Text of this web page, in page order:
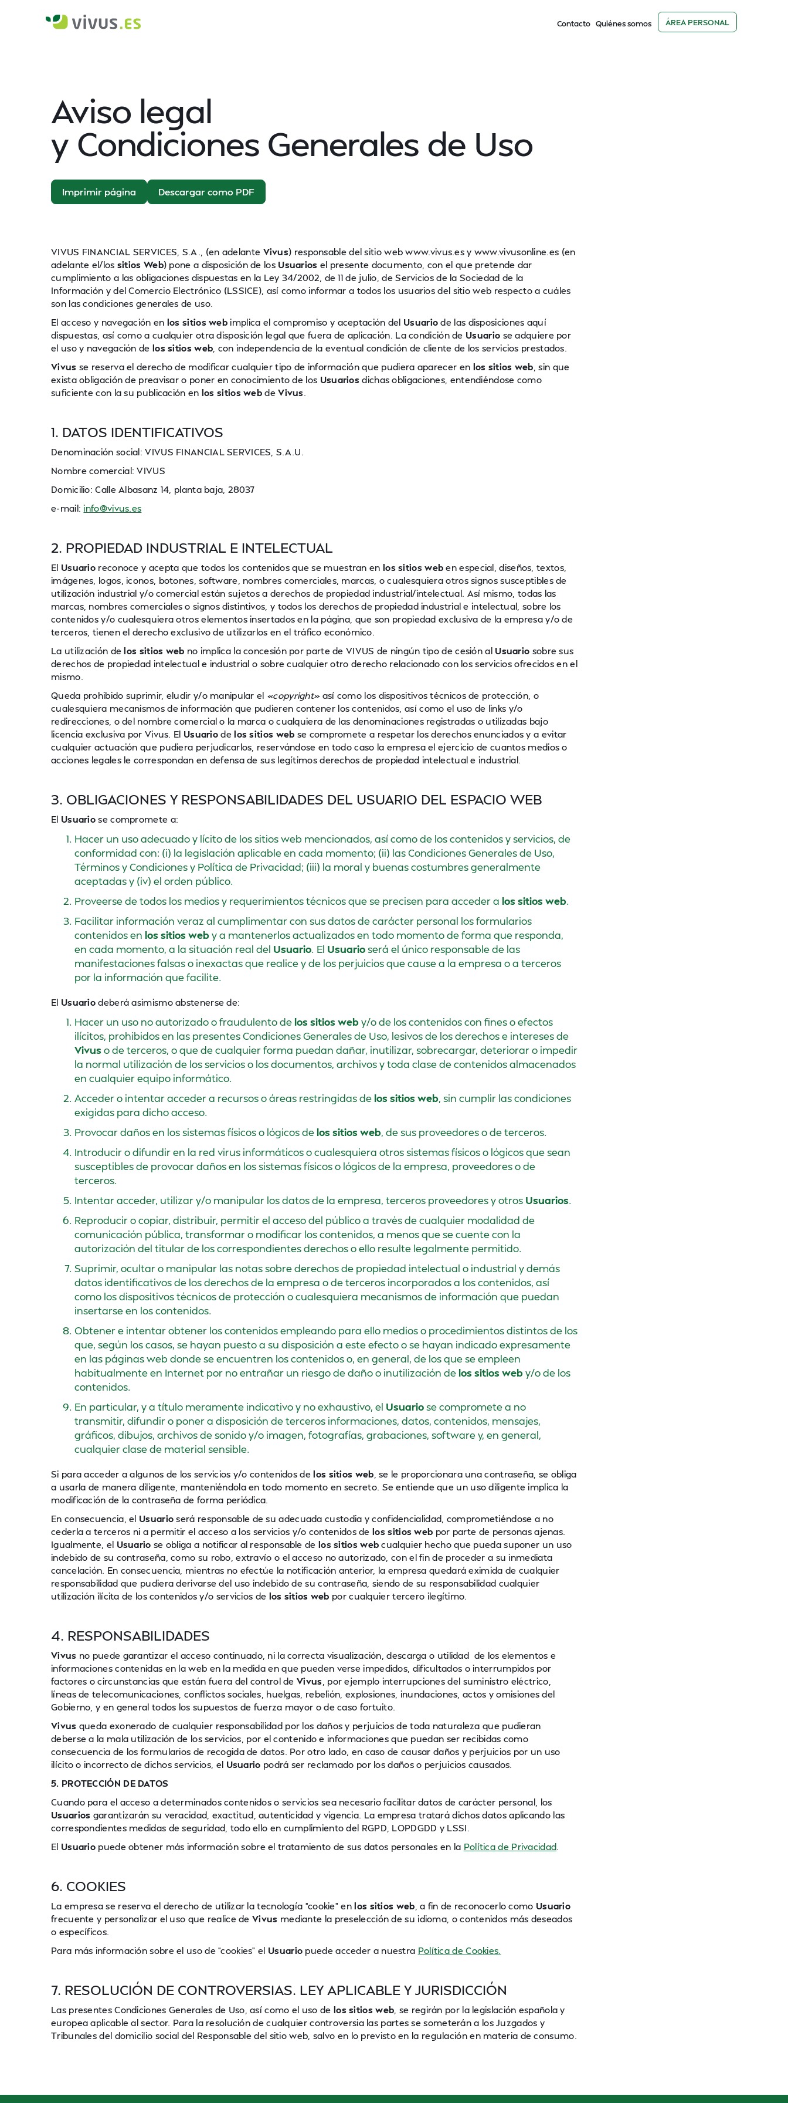
Contacto Quiénes somos ÁREA PERSONAL
Aviso legal
y Condiciones Generales de Uso
Imprimir página Descargar como PDF
VIVUS FINANCIAL SERVICES, S.A., (en adelante Vivus) responsable del sitio web www.vivus.es y www.vivusonline.es (en
adelante el/los sitios Web) pone a disposición de los Usuarios el presente documento, con el que pretende dar
cumplimiento a las obligaciones dispuestas en la Ley 34/2002, de 11 de julio, de Servicios de la Sociedad de la
Información y del Comercio Electrónico (LSSICE), así como informar a todos los usuarios del sitio web respecto a cuáles
son las condiciones generales de uso.
El acceso y navegación en los sitios webimplica el compromiso y aceptación del Usuario de las disposiciones aquí
dispuestas, así como a cualquier otra disposición legal que fuera de aplicación. La condición de Usuario se adquiere por
el uso y navegación de los sitios web, con independencia de la eventual condición de cliente de los servicios prestados.
Vivus se reserva el derecho de modificar cualquier tipo de información que pudiera aparecer en los sitios web, sin que
exista obligación de preavisar o poner en conocimiento de los Usuarios dichas obligaciones, entendiéndose como
suficiente con la su publicación en los sitios web deVivus.
1. DATOS IDENTIFICATIVOS
Denominación social: VIVUS FINANCIAL SERVICES, S.A.U.
Nombre comercial: VIVUS
Domicilio: Calle Albasanz 14, planta baja, 28037
e-mail:info@vivus.es
2. PROPIEDAD INDUSTRIAL E INTELECTUAL
El Usuario reconoce y acepta que todos los contenidos que se muestran en los sitios web en especial, diseños, textos,
imágenes, logos, iconos, botones, software, nombres comerciales, marcas, o cualesquiera otros signos susceptibles de
utilización industrial y/o comercial están sujetos a derechos de propiedad industrial/intelectual. Así mismo, todas las
marcas, nombres comerciales o signos distintivos, y todos los derechos de propiedad industrial e intelectual, sobre los
contenidos y/o cualesquiera otros elementos insertados en la página, que son propiedad exclusiva de la empresa y/o de
terceros, tienen el derecho exclusivo de utilizarlos en el tráfico económico.
La utilización delos sitios web no implica la concesión por parte de VIVUS de ningún tipo de cesión al Usuario sobre sus
derechos de propiedad intelectual e industrial o sobre cualquier otro derecho relacionado con los servicios ofrecidos en el
mismo.
Queda prohibido suprimir, eludir y/o manipular el «copyright» así como los dispositivos técnicos de protección, o
cualesquiera mecanismos de información que pudieren contener los contenidos, así como el uso de links y/o
redirecciones, o del nombre comercial o la marca o cualquiera de las denominaciones registradas o utilizadas bajo
licencia exclusiva por Vivus. El Usuario delos sitios web se compromete a respetar los derechos enunciados y a evitar
cualquier actuación que pudiera perjudicarlos, reservándose en todo caso la empresa el ejercicio de cuantos medios o
acciones legales le correspondan en defensa de sus legítimos derechos de propiedad intelectual e industrial.
3. OBLIGACIONES Y RESPONSABILIDADES DEL USUARIO DEL ESPACIO WEB
El Usuario se compromete a:
Hacer un uso adecuado y lícito de los sitios web mencionados, así como de los contenidos y servicios, de
conformidad con: (i) la legislación aplicable en cada momento; (ii) las Condiciones Generales de Uso,
Términos y Condiciones y Política de Privacidad; (iii) la moral y buenas costumbres generalmente
aceptadas y (iv) el orden público.
Proveerse de todos los medios y requerimientos técnicos que se precisen para acceder a los sitios web.
Facilitar información veraz al cumplimentar con sus datos de carácter personal los formularios
contenidos en los sitios weby a mantenerlos actualizados en todo momento de forma que responda,
en cada momento, a la situación real del Usuario. El Usuarioserá el único responsable de las
manifestaciones falsas o inexactas que realice y de los perjuicios que cause a la empresa o a terceros
por la información que facilite.
El Usuario deberá asimismo abstenerse de:
Hacer un uso no autorizado o fraudulento de los sitios weby/o de los contenidos con fines o efectos
ilícitos, prohibidos en las presentes Condiciones Generales de Uso, lesivos de los derechos e intereses de
Vivus o de terceros, o que de cualquier forma puedan dañar, inutilizar, sobrecargar, deteriorar o impedir
la normal utilización de los servicios o los documentos, archivos y toda clase de contenidos almacenados
en cualquier equipo informático.
Acceder o intentar acceder a recursos o áreas restringidas de los sitios web, sin cumplir las condiciones
exigidas para dicho acceso.
Provocar daños en los sistemas físicos o lógicos de los sitios web, de sus proveedores o de terceros.
Introducir o difundir en la red virus informáticos o cualesquiera otros sistemas físicos o lógicos que sean
susceptibles de provocar daños en los sistemas físicos o lógicos de la empresa, proveedores o de
terceros.
Intentar acceder, utilizar y/o manipular los datos de la empresa, terceros proveedores y otros Usuarios.
Reproducir o copiar, distribuir, permitir el acceso del público a través de cualquier modalidad de
comunicación pública, transformar o modificar los contenidos, a menos que se cuente con la
autorización del titular de los correspondientes derechos o ello resulte legalmente permitido.
Suprimir, ocultar o manipular las notas sobre derechos de propiedad intelectual o industrial y demás
datos identificativos de los derechos de la empresa o de terceros incorporados a los contenidos, así
como los dispositivos técnicos de protección o cualesquiera mecanismos de información que puedan
insertarse en los contenidos.
Obtener e intentar obtener los contenidos empleando para ello medios o procedimientos distintos de los
que, según los casos, se hayan puesto a su disposición a este efecto o se hayan indicado expresamente
en las páginas web donde se encuentren los contenidos o, en general, de los que se empleen
habitualmente en Internet por no entrañar un riesgo de daño o inutilización de los sitios weby/o de los
contenidos.
En particular, y a título meramente indicativo y no exhaustivo, el Usuariose compromete a no
transmitir, difundir o poner a disposición de terceros informaciones, datos, contenidos, mensajes,
gráficos, dibujos, archivos de sonido y/o imagen, fotografías, grabaciones, software y, en general,
cualquier clase de material sensible.
Si para acceder a algunos de los servicios y/o contenidos delos sitios web, se le proporcionara una contraseña, se obliga
a usarla de manera diligente, manteniéndola en todo momento en secreto. Se entiende que un uso diligente implica la
modificación de la contraseña de forma periódica.
En consecuencia, el Usuario será responsable de su adecuada custodia y confidencialidad, comprometiéndose a no
cederla a terceros ni a permitir el acceso a los servicios y/o contenidos delos sitios web por parte de personas ajenas.
Igualmente, el Usuario se obliga a notificar al responsable de los sitios web cualquier hecho que pueda suponer un uso
indebido de su contraseña, como su robo, extravío o el acceso no autorizado, con el fin de proceder a su inmediata
cancelación. En consecuencia, mientras no efectúe la notificación anterior, la empresa quedará eximida de cualquier
responsabilidad que pudiera derivarse del uso indebido de su contraseña, siendo de su responsabilidad cualquier
utilización ilícita de los contenidos y/o servicios de los sitios web por cualquier tercero ilegítimo.
4. RESPONSABILIDADES
Vivus no puede garantizar el acceso continuado, ni la correcta visualización, descarga o utilidad de los elementos e
informaciones contenidas en la web en la medida en que pueden verse impedidos, dificultados o interrumpidos por
factores o circunstancias que están fuera del control deVivus, por ejemplo interrupciones del suministro eléctrico,
líneas de telecomunicaciones, conflictos sociales, huelgas, rebelión, explosiones, inundaciones, actos y omisiones del
Gobierno, y en general todos los supuestos de fuerza mayor o de caso fortuito.
Vivus queda exonerado de cualquier responsabilidad por los daños y perjuicios de toda naturaleza que pudieran
deberse a la mala utilización de los servicios, por el contenido e informaciones que puedan ser recibidas como
consecuencia de los formularios de recogida de datos. Por otro lado, en caso de causar daños y perjuicios por un uso
ilícito o incorrecto de dichos servicios, el Usuario podrá ser reclamado por los daños o perjuicios causados.
5. PROTECCIÓN DE DATOS
Cuando para el acceso a determinados contenidos o servicios sea necesario facilitar datos de carácter personal, los
Usuarios garantizarán su veracidad, exactitud, autenticidad y vigencia. La empresa tratará dichos datos aplicando las
correspondientes medidas de seguridad, todo ello en cumplimiento del RGPD, LOPDGDD y LSSI.
El Usuario puede obtener más información sobre el tratamiento de sus datos personales en la Política de Privacidad.
6. COOKIES
La empresa se reserva el derecho de utilizar la tecnología “cookie” enlos sitios web, a fin de reconocerlo como Usuario
frecuente y personalizar el uso que realice deVivus mediante la preselección de su idioma, o contenidos más deseados
o específicos.
Para más información sobre el uso de “cookies” el Usuario puede acceder a nuestra Política de Cookies.
7. RESOLUCIÓN DE CONTROVERSIAS. LEY APLICABLE Y JURISDICCIÓN
Las presentes Condiciones Generales de Uso, así como el uso de los sitios web, se regirán por la legislación española y
europea aplicable al sector. Para la resolución de cualquier controversia las partes se someterán a los Juzgados y
Tribunales del domicilio social del Responsable del sitio web, salvo en lo previsto en la regulación en materia de consumo.